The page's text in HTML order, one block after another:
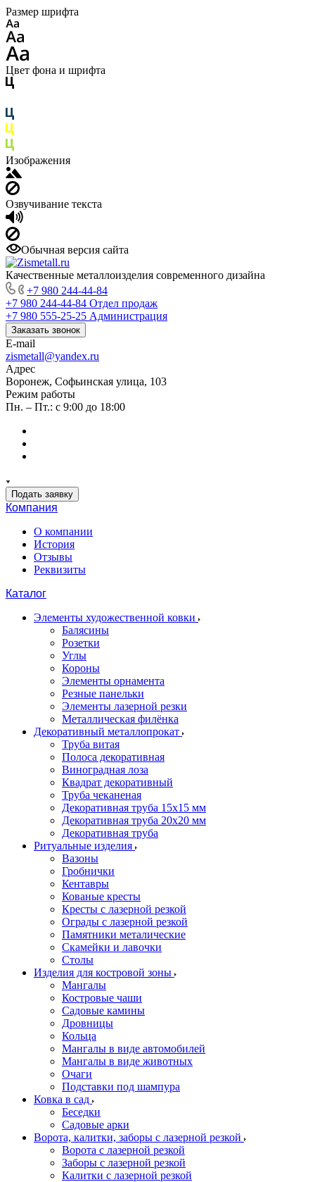
Размер шрифта
Цвет фона и шрифта
Изображения
Озвучивание текста
Обычная версия сайта
Качественные металлоизделия современного дизайна
+7 980 244-44-84
+7 980 244-44-84 Отдел продаж
+7 980 555-25-25 Администрация
Заказать звонок
E-mail
zismetall@yandex.ru
Адрес
Воронеж, Софьинская улица, 103
Режим работы
Пн. – Пт.: с 9:00 до 18:00
Подать заявку
Компания
О компании
История
Отзывы
Реквизиты
Каталог
Элементы художественной ковки
Балясины
Розетки
Углы
Короны
Элементы орнамента
Резные панельки
Элементы лазерной резки
Металлическая филёнка
Декоративный металлопрокат
Труба витая
Полоса декоративная
Виноградная лоза
Квадрат декоративный
Труба чеканеная
Декоративная труба 15х15 мм
Декоративная труба 20х20 мм
Декоративная труба
Ритуальные изделия
Вазоны
Гробнички
Кентавры
Кованые кресты
Кресты с лазерной резкой
Ограды с лазерной резкой
Памятники металические
Скамейки и лавочки
Столы
Изделия для костровой зоны
Мангалы
Костровые чаши
Садовые камины
Дровницы
Кольца
Мангалы в виде автомобилей
Мангалы в виде животных
Очаги
Подставки под шампура
Ковка в сад
Беседки
Садовые арки
Ворота, калитки, заборы с лазерной резкой
Ворота с лазерной резкой
Заборы с лазерной резкой
Калитки с лазерной резкой